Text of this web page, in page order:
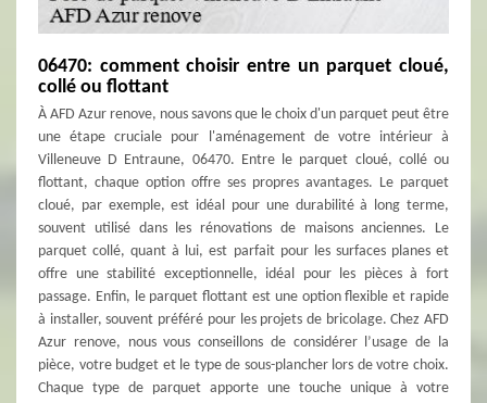
06470: comment choisir entre un parquet cloué,
collé ou flottant
À AFD Azur renove, nous savons que le choix d'un parquet peut être
une étape cruciale pour l'aménagement de votre intérieur à
Villeneuve D Entraune, 06470. Entre le parquet cloué, collé ou
flottant, chaque option offre ses propres avantages. Le parquet
cloué, par exemple, est idéal pour une durabilité à long terme,
souvent utilisé dans les rénovations de maisons anciennes. Le
parquet collé, quant à lui, est parfait pour les surfaces planes et
offre une stabilité exceptionnelle, idéal pour les pièces à fort
passage. Enfin, le parquet flottant est une option flexible et rapide
à installer, souvent préféré pour les projets de bricolage. Chez AFD
Azur renove, nous vous conseillons de considérer l’usage de la
pièce, votre budget et le type de sous-plancher lors de votre choix.
Chaque type de parquet apporte une touche unique à votre